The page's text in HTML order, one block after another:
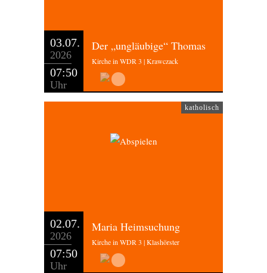
03.07.
2026
07:50
Uhr
Der „ungläubige“ Thomas
Kirche in WDR 3 | Krawczack
katholisch
02.07.
2026
07:50
Uhr
Maria Heimsuchung
Kirche in WDR 3 | Klashörster